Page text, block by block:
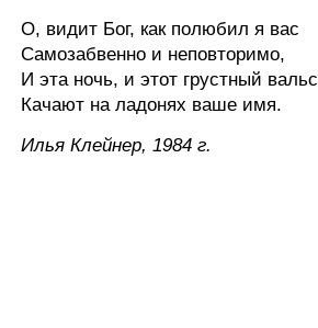
О, видит Бог, как полюбил я вас
Самозабвенно и неповторимо,
И эта ночь, и этот грустный вальс
Качают на ладонях ваше имя.
Илья Клейнер, 1984 г.